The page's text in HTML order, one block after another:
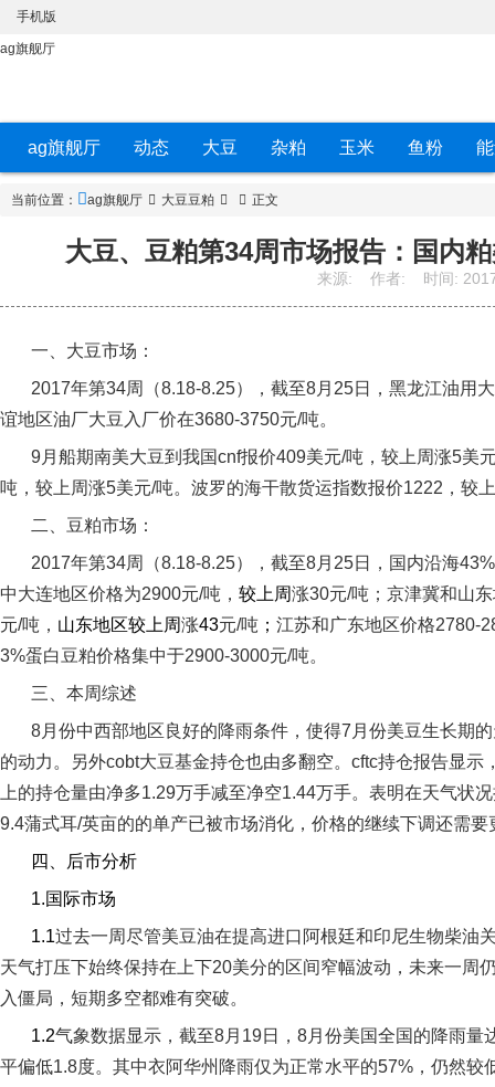
手机版
ag旗舰厅
ag旗舰厅 动态 大豆 杂粕 玉米 鱼粉
当前位置： ag旗舰厅 大豆豆粕 正文
大豆、豆粕第34周市场报告：国内
来源: 作者: 时间:
一、大豆市场：
2017年第34周（8.18-8.25），截至8月 25日
，黑龙江油用
谊地区油厂大豆入厂价在3680-3750元/吨。
9月船期南美大豆到我国cnf报价409美元/吨，较上周涨5美
吨，较上周涨5美元/吨。波罗的海干散货运指数报价1222 ，较
二、豆粕市场：
2017年第34周（8.18-8.25），截至8月 25日 ，国内沿海43%
中大连地区价格为2900元/吨， 较上周涨30元/吨；京津冀和山
元/吨， 山东地区较上周涨43元/吨 ； 江苏和广东地区价格2780-
3%蛋白豆粕价格集中于2900-3000元/吨。
三、本周综述
8月份中西部地区良好的降雨条件，使得7 月份美豆生长期
的动力。另外cobt大豆基金持仓也由多翻空。 cftc持仓报告显示
上的持仓量由净多1.29万手减至净空1.44万手。表明在天气状
9.4蒲式耳/英亩的的单产已被市场消化，价格的继续下调还需
四、后市分析
1.国际市场
1.1过去一周尽管美豆油在提高进口阿根廷和印尼生物柴油
天气打压下始终保持在上下20美分的区间窄幅波动，未来一周
入僵局，短期多空都难有突破。
1.2气象数据显示，截至8月 19日 ， 8月份美国全国的降雨量
平偏低1.8度。其中衣阿华州降雨仅为正常水平的57% ，仍然较